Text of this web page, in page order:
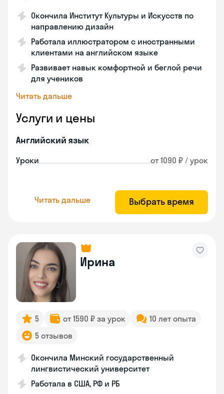
Окончила Институт Культуры и Искусств по
направлению дизайн
Работала иллюстратором с иностранными
клиентами на английском языке
Развивает навык комфортной и беглой речи
для учеников
Читать дальше
Услуги и цены
Английский язык
Уроки от 1090 ₽ / урок
Читать дальше Выбрать время
Ирина
5 от 1590 ₽ за урок
10 лет опыта
5 отзывов
Окончила Минский государственный
лингвистический университет
Работала в США, РФ и РБ